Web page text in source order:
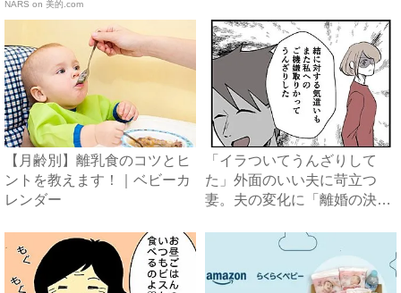
NARS on 美的.com
【月齢別】離乳食のコツとヒ
ントを教えます！｜ベビーカ
レンダー
「イラついてうんざりして
た」外面のいい夫に苛立つ
妻。夫の変化に「離婚の決